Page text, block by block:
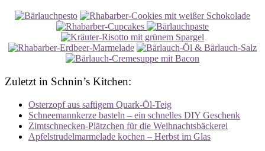
Zuletzt in Schnin’s Kitchen:
Osterzopf aus saftigem Quark-Öl-Teig
Schneemannkerze basteln – ein schnelles DIY Geschenk
Zimtschnecken-Plätzchen für die Weihnachtsbäckerei
Apfelstrudelmarmelade kochen – Herbst im Glas